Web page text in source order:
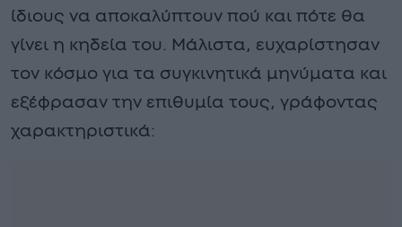
ίδιους να αποκαλύπτουν πού και πότε θα
γίνει η κηδεία του. Μάλιστα, ευχαρίστησαν
τον κόσμο για τα συγκινητικά μηνύματα και
εξέφρασαν την επιθυμία τους, γράφοντας
χαρακτηριστικά: